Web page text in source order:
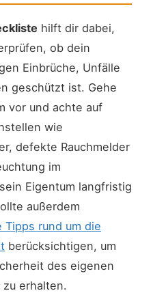
hilft dir dabei,
ob dein
Einbrüche, Unfälle
geschützt ist. Gehe
vor und achte auf
wie
defekte Rauchmelder
im
Eigentum langfristig
außerdem
Tipps rund um die
berücksichtigen, um
des eigenen
zu erhalten.